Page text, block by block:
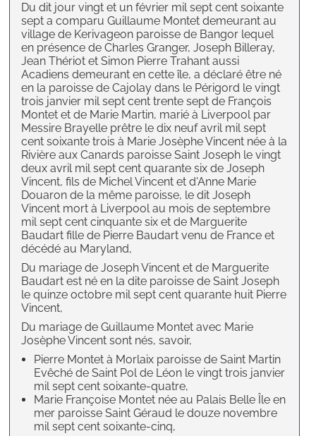
Du dit jour vingt et un février mil sept cent soixante
sept a comparu Guillaume Montet demeurant au
village de Kerivageon paroisse de Bangor lequel
en présence de Charles Granger, Joseph Billeray,
Jean Thériot et Simon Pierre Trahant aussi
Acadiens demeurant en cette île, a déclaré être né
en la paroisse de Cajolay dans le Périgord le vingt
trois janvier mil sept cent trente sept de François
Montet et de Marie Martin, marié à Liverpool par
Messire Brayelle prêtre le dix neuf avril mil sept
cent soixante trois à Marie Josèphe Vincent née à la
Rivière aux Canards paroisse Saint Joseph le vingt
deux avril mil sept cent quarante six de Joseph
Vincent, fils de Michel Vincent et d'Anne Marie
Douaron de la même paroisse, le dit Joseph
Vincent mort à Liverpool au mois de septembre
mil sept cent cinquante six et de Marguerite
Baudart fille de Pierre Baudart venu de France et
décédé au Maryland,
Du mariage de Joseph Vincent et de Marguerite
Baudart est né en la dite paroisse de Saint Joseph
le quinze octobre mil sept cent quarante huit Pierre
Vincent,
Du mariage de Guillaume Montet avec Marie
Josèphe Vincent sont nés, savoir,
Pierre Montet à Morlaix paroisse de Saint Martin
Evêché de Saint Pol de Léon le vingt trois janvier
mil sept cent soixante-quatre,
Marie Françoise Montet née au Palais Belle Île en
mer paroisse Saint Géraud le douze novembre
mil sept cent soixante-cinq,